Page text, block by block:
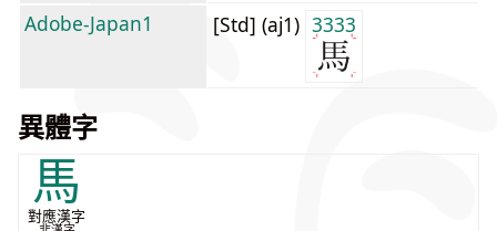
Adobe-Japan1 [Std] (aj1) 3333
異體字
馬
對應漢字